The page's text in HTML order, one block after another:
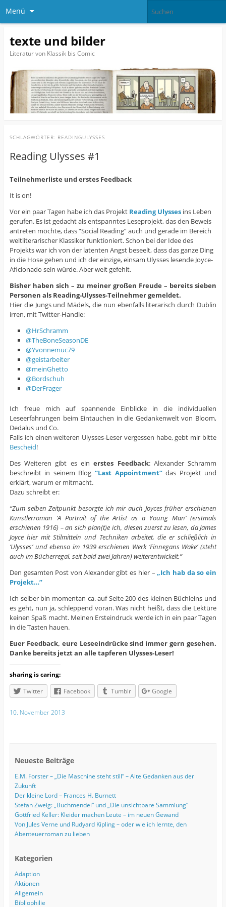
Menü
texte und bilder
Literatur von Klassik bis Comic
SCHLAGWÖRTER: READINGULYSSES
Reading Ulysses #1
Teilnehmerliste und erstes Feedback
It is on!
Vor ein paar Tagen habe ich das Projekt Reading Ulysses ins Leben
gerufen. Es ist gedacht als entspanntes Leseprojekt, das den Beweis
antreten möchte, dass “Social Reading” auch und gerade im Bereich
weltliterarischer Klassiker funktioniert. Schon bei der Idee des
Projekts war ich von der latenten Angst beseelt, dass das ganze Ding
in die Hose gehen und ich der einzige, einsam Ulysses lesende Joyce-
Aficionado sein würde. Aber weit gefehlt.
Bisher haben sich – zu meiner großen Freude – bereits sieben
Personen als Reading-Ulysses-Teilnehmer gemeldet.
Hier die Jungs und Mädels, die nun ebenfalls literarisch durch Dublin
irren, mit Twitter-Handle:
@HrSchramm
@TheBoneSeasonDE
@Yvonnemuc79
@geistarbeiter
@meinGhetto
@Bordschuh
@DerFrager
Ich freue mich auf spannende Einblicke in die individuellen
Leseerfahrungen beim Eintauchen in die Gedankenwelt von Bloom,
Dedalus und Co.
Falls ich einen weiteren Ulysses-Leser vergessen habe, gebt mir bitte
Bescheid!
Des Weiteren gibt es einerstes Feedback: Alexander Schramm
beschreibt in seinem Blog “Last Appointment”das Projekt und
erklärt, warum er mitmacht.
Dazu schreibt er:
“Zum selben Zeitpunkt besorgte ich mir auch Joyces früher erschienen
Künstlerroman ‘A Portrait of the Artist as a Young Man’ (erstmals
erschienen 1916) – an sich plan(t)e ich, diesen zuerst zu lesen, da James
Joyce hier mit Stilmitteln und Techniken arbeitet, die er schließlich in
‘Ulysses’ und ebenso im 1939 erschienen Werk ‘Finnegans Wake’ (steht
auch im Bücherregal, seit bald zwei Jahren) weiterentwickelt.”
Den gesamten Post von Alexander gibt es hier –„Ich hab da so ein
Projekt…”
Ich selber bin momentan ca. auf Seite 200 des kleinen Büchleins und
es geht, nun ja, schleppend voran. Was nicht heißt, dass die Lektüre
keinen Spaß macht. Meinen Ersteindruck werde ich in ein paar Tagen
in die Tasten hauen.
Euer Feedback, eure Leseeindrücke sind immer gern gesehen.
Danke bereits jetzt an alle tapferen Ulysses-Leser!
sharing is caring:
Twitter
Facebook Tumblr Google
10. November 2013
Neueste Beiträge
E.M. Forster – „Die Maschine steht still“ – Alte Gedanken aus der
Zukunft
Der kleine Lord – Frances H. Burnett
Stefan Zweig: „Buchmendel“ und „Die unsichtbare Sammlung“
Gottfried Keller: Kleider machen Leute – im neuen Gewand
Von Jules Verne und Rudyard Kipling – oder wie ich lernte, den
Abenteuerroman zu lieben
Kategorien
Adaption
Aktionen
Allgemein
Bibliophilie